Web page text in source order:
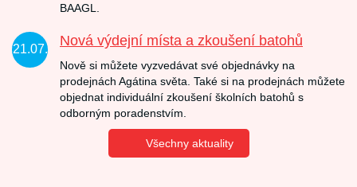
BAAGL.
21.07.
Nová výdejní místa a zkoušení batohů
Nově si můžete vyzvedávat své objednávky na
prodejnách Agátina světa. Také si na prodejnách můžete
objednat individuální zkoušení školních batohů s
odborným poradenstvím.
Všechny aktuality